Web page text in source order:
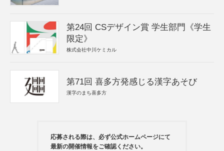
第24回 CSデザイン賞 学生部門《学生
限定》
株式会社中川ケミカル
第71回 喜多方発感じる漢字あそび
漢字のまち喜多方
応募される際は、必ず公式ホームページにて
最新の開催情報をご確認ください。